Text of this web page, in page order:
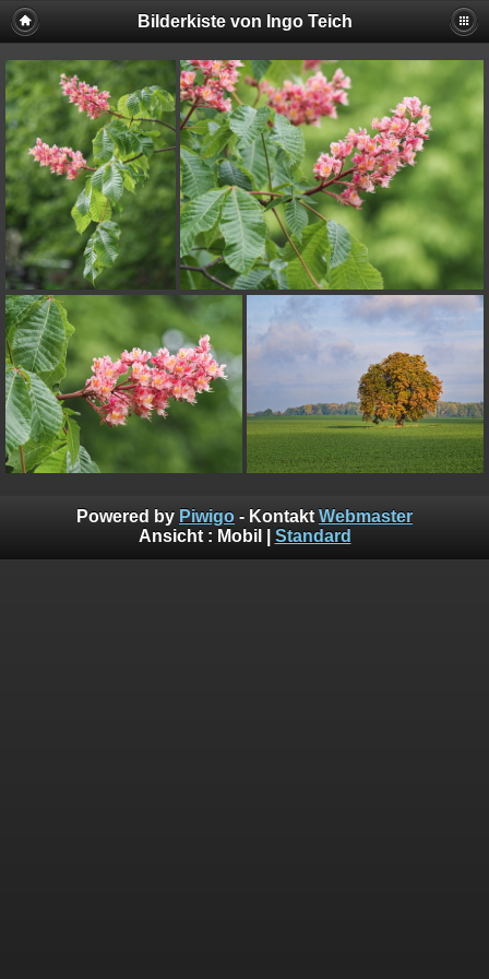
Bilderkiste von Ingo Teich
Powered by Piwigo - Kontakt Webmaster
Ansicht : Mobil Standard